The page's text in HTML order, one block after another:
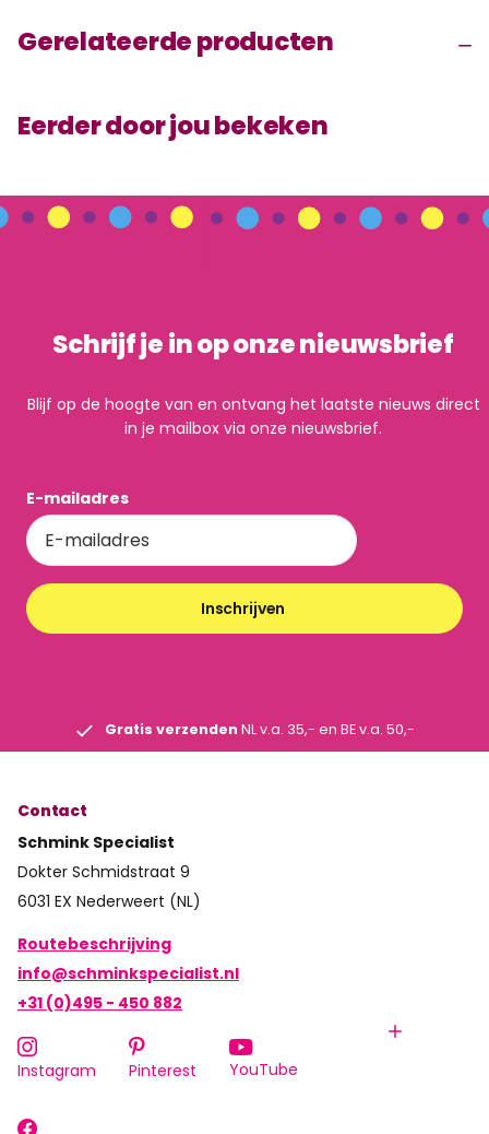
Gerelateerde producten
Eerder door jou bekeken
Schrijf je in op onze nieuwsbrief
Blijf op de hoogte van en ontvang het laatste nieuws direct
in je mailbox via onze nieuwsbrief.
E-mailadres
Inschrijven
Gratis verzenden NL v.a. 35,- en BE v.a. 50,-
Contact
Schmink Specialist
Dokter Schmidstraat 9
6031 EX Nederweert (NL)
Routebeschrijving
info@schminkspecialist.nl
+31 (0)495 - 450 882
Instagram Pinterest YouTube